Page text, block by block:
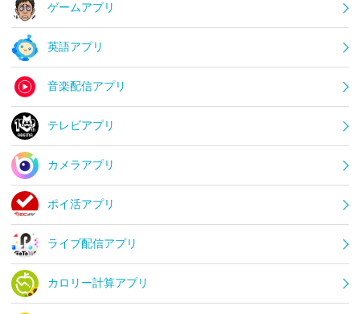
ゲームアプリ
英語アプリ
音楽配信アプリ
テレビアプリ
カメラアプリ
ポイ活アプリ
ライブ配信アプリ
カロリー計算アプリ